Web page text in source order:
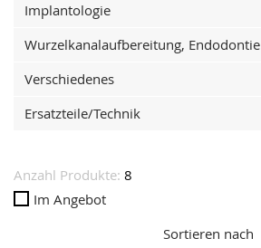
Anzahl Produkte: 8
Im Angebot
Sortieren nach
Implantologie
Wurzelkanalaufbereitung, Endodontie
Verschiedenes
Ersatzteile/Technik